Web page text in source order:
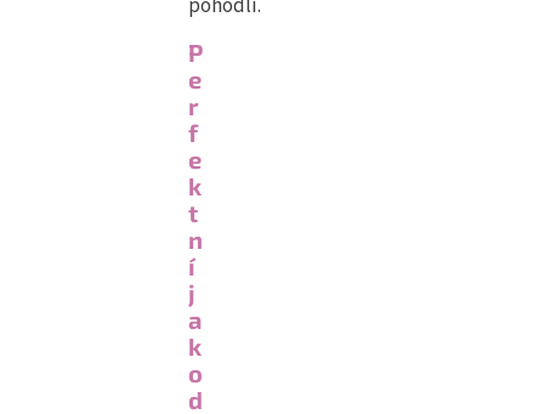
pohodlí.
P
e
r
f
e
k
t
n
í
j
a
k
o
d